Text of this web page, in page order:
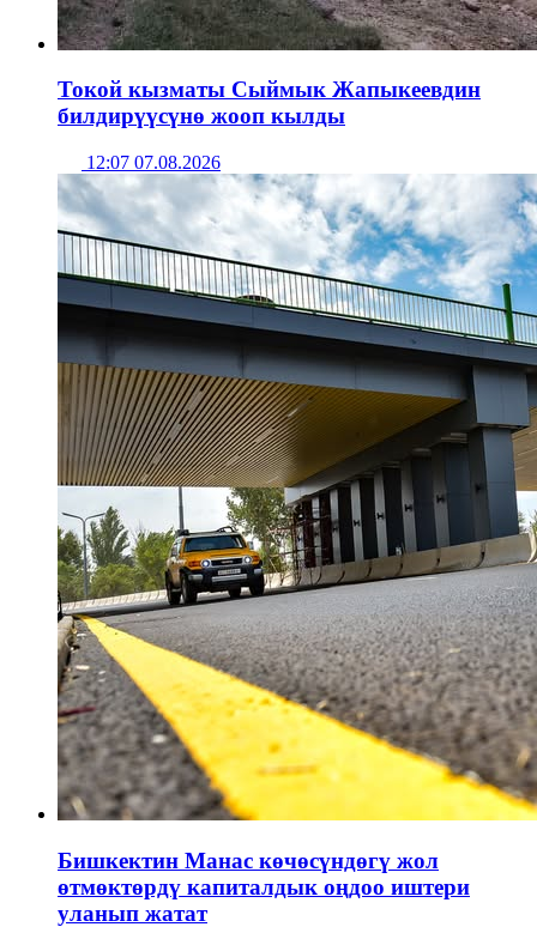
Токой кызматы Сыймык Жапыкеевдин
билдирүүсүнө жооп кылды
12:07 07.08.2026
Бишкектин Манас көчөсүндөгү жол
өтмөктөрдү капиталдык оңдоо иштери
уланып жатат